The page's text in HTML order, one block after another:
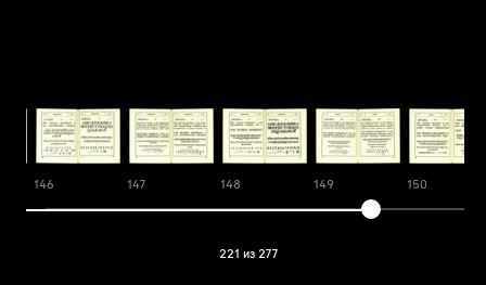
146 147 148 149 150
221 из 277